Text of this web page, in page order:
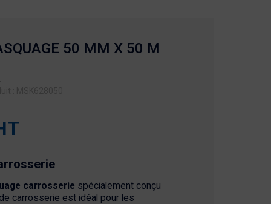
50 MM X 50 M
carrosserie spécialement conçu
carrosserie est idéal pour les